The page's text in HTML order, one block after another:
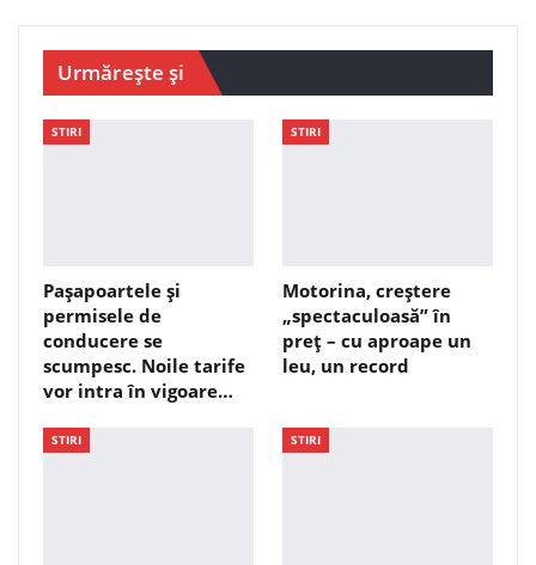
Urmărește și
STIRI
Pașapoartele și
permisele de
conducere se
scumpesc. Noile tarife
vor intra în vigoare…
STIRI
Motorina, creștere
„spectaculoasă” în
preț – cu aproape un
leu, un record
STIRI STIRI